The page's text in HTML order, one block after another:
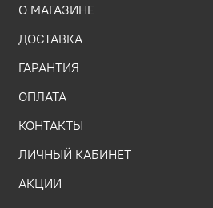
О МАГАЗИНЕ
ДОСТАВКА
ГАРАНТИЯ
ОПЛАТА
КОНТАКТЫ
ЛИЧНЫЙ КАБИНЕТ
АКЦИИ